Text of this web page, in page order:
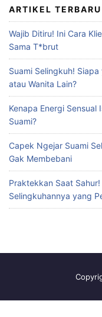
ARTIKEL TERBARU
Wajib Ditiru! Ini Cara
Sama T*brut
Suami Selingkuh!
atau Wanita Lain?
Kenapa Energi Sensual
Suami?
Capek Ngejar Suami
Gak Membebani
Praktekkan Saat
Selingkuhannya yang